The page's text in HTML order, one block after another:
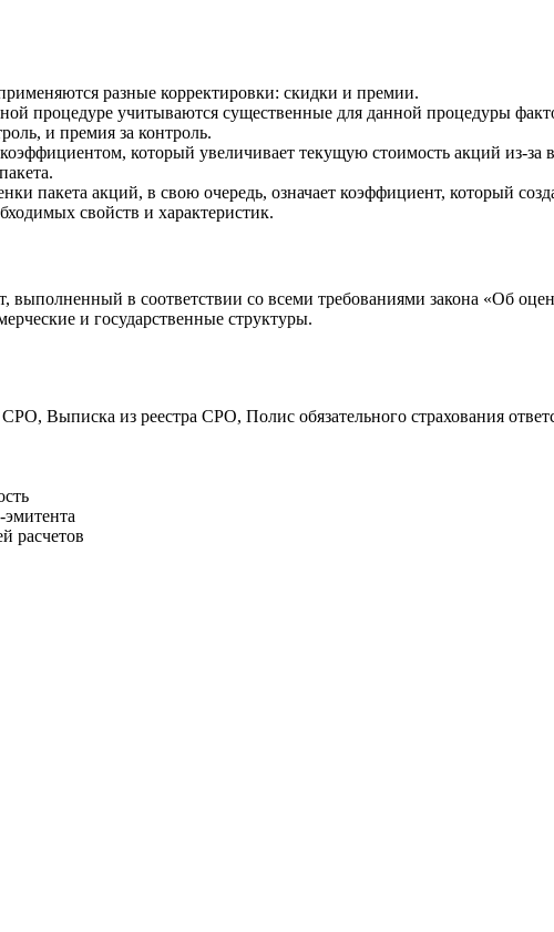
разные корректировки: скидки и премии.
процедуре учитываются существенные для данной процедуры
и премия за контроль.
который увеличивает текущую стоимость акций из-
пакета акций, в свою очередь, означает коэффициент, который
свойств и характеристик.
выполненный в соответствии со всеми требованиями закона «Об
и государственные структуры.
Выписка из реестра СРО, Полис обязательного страхования
расчетов